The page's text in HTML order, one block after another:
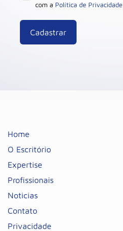
com a Política de Privacidade
Home
O Escritório
Expertise
Profissionais
Noticias
Contato
Privacidade